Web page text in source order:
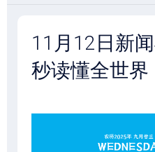
11月12日新
秒读懂全世界